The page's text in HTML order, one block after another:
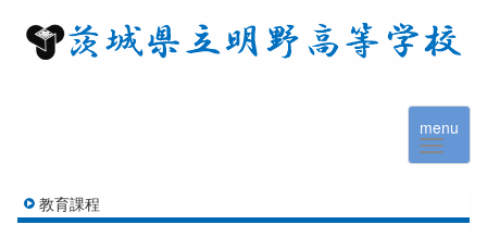
menu
教育課程